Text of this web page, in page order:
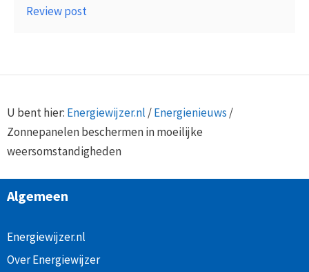
Review post
U bent hier: Energiewijzer.nl /Energienieuws /
Zonnepanelen beschermen in moeilijke
weersomstandigheden
Algemeen
Energiewijzer.nl
Over Energiewijzer